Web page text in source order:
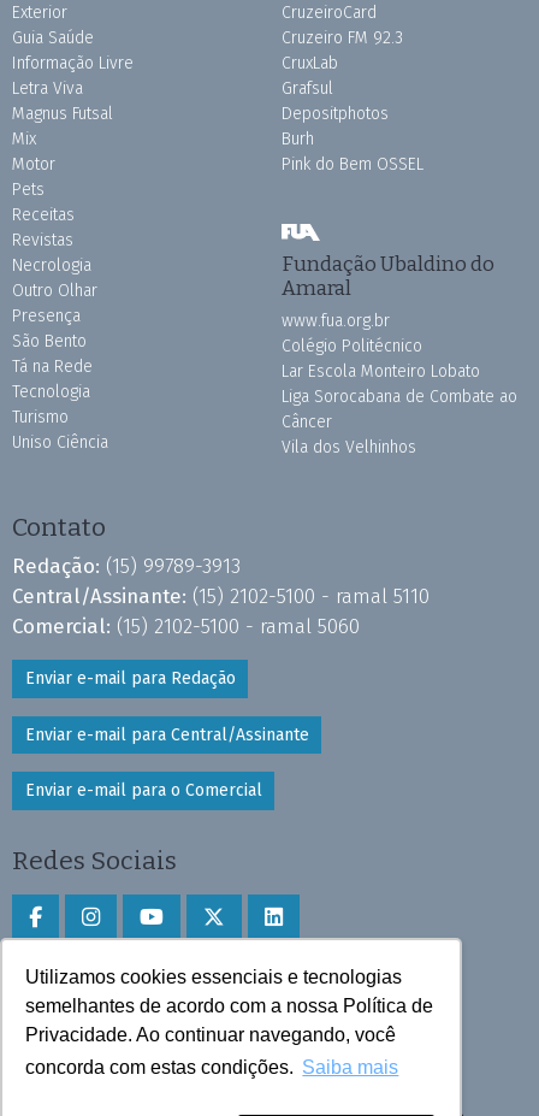
Utilizamos cookies essenciais e tecnologias
semelhantes de acordo com a nossa Política de
Privacidade. Ao continuar navegando, você
concorda com estas condições. Saiba mais
Exterior
Guia Saúde
Informação Livre
Letra Viva
Magnus Futsal
Mix
Motor
Pets
Receitas
Revistas
Necrologia
Outro Olhar
Presença
São Bento
Tá na Rede
Tecnologia
Turismo
Uniso Ciência
CruzeiroCard
Cruzeiro FM 92.3
CruxLab
Grafsul
Depositphotos
Burh
Pink do Bem OSSEL
Fundação Ubaldino do
Amaral
www.fua.org.br
Colégio Politécnico
Lar Escola Monteiro Lobato
Liga Sorocabana de Combate ao
Câncer
Vila dos Velhinhos
Contato
Redação: (15) 99789-3913
Central/Assinante: (15) 2102-5100 - ramal 5110
Comercial: (15) 2102-5100 - ramal 5060
Enviar e-mail para Redação
Enviar e-mail para Central/Assinante
Enviar e-mail para o Comercial
Redes Sociais
Faça download do aplicativo
Play Store e App Store